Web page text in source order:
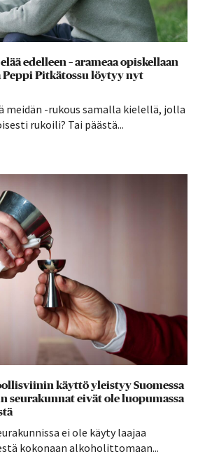
edelleen – arameaa opiskellaan
Peppi Pitkätossu löytyy nyt
meidän -rukous samalla kielellä, jolla
rukoili? Tai päästä...
käyttö yleistyy Suomessa
seurakunnat eivät ole luopumassa
ei ole käyty laajaa
kokonaan alkoholittomaan...